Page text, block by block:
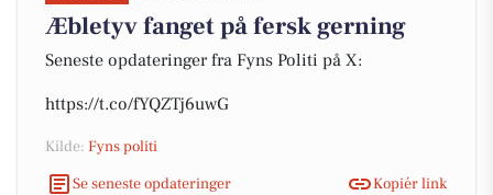
Æbletyv fanget på fersk gerning
Seneste opdateringer fra Fyns Politi på X:
https://t.co/fYQZTj6uwG
Kilde: Fyns politi
Se seneste opdateringer
Kopiér link